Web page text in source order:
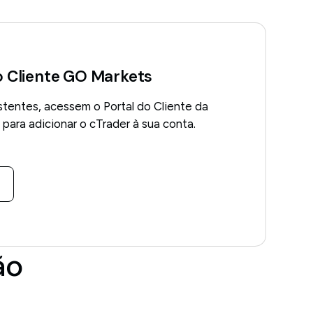
Cliente GO Markets
acessem o Portal do Cliente da
adicionar o cTrader à sua conta.